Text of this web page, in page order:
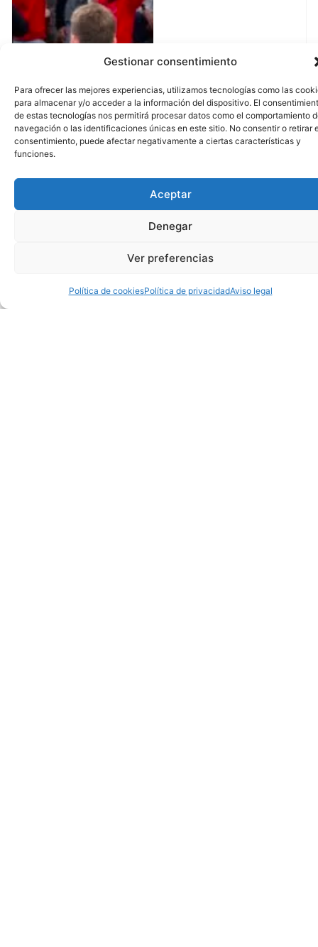
Gestionar consentimiento
Para ofrecer las mejores experiencias, utilizamos tecnologías como las
para almacenar y/o acceder a la información del dispositivo. El
de estas tecnologías nos permitirá procesar datos como el comportamiento
navegación o las identificaciones únicas en este sitio. No consentir o retirar
consentimiento, puede afectar negativamente a ciertas características y
funciones.
Aceptar
Denegar
Ver preferencias
Política de cookiesPolítica de privacidadAviso legal